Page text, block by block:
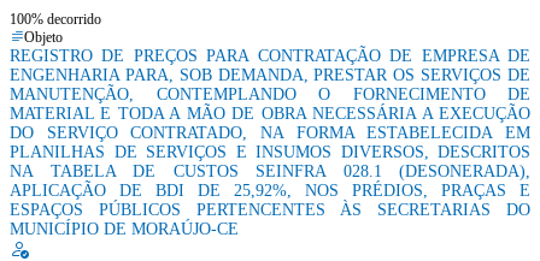
100% decorrido
Objeto
REGISTRO DE PREÇOS PARA CONTRATAÇÃO DE EMPRESA DE
ENGENHARIA PARA, SOB DEMANDA, PRESTAR OS SERVIÇOS DE
MANUTENÇÃO, CONTEMPLANDO O FORNECIMENTO DE
MATERIAL E TODA A MÃO DE OBRA NECESSÁRIA A EXECUÇÃO
DO SERVIÇO CONTRATADO, NA FORMA ESTABELECIDA EM
PLANILHAS DE SERVIÇOS E INSUMOS DIVERSOS, DESCRITOS
NA TABELA DE CUSTOS SEINFRA 028.1 (DESONERADA),
APLICAÇÃO DE BDI DE 25,92%, NOS PRÉDIOS, PRAÇAS E
ESPAÇOS PÚBLICOS PERTENCENTES ÀS SECRETARIAS DO
MUNICÍPIO DE MORAÚJO-CE